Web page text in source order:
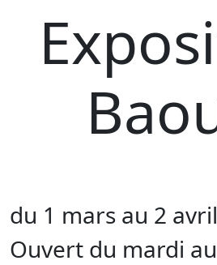
du 1 mars au 2
Ouvert du mardi